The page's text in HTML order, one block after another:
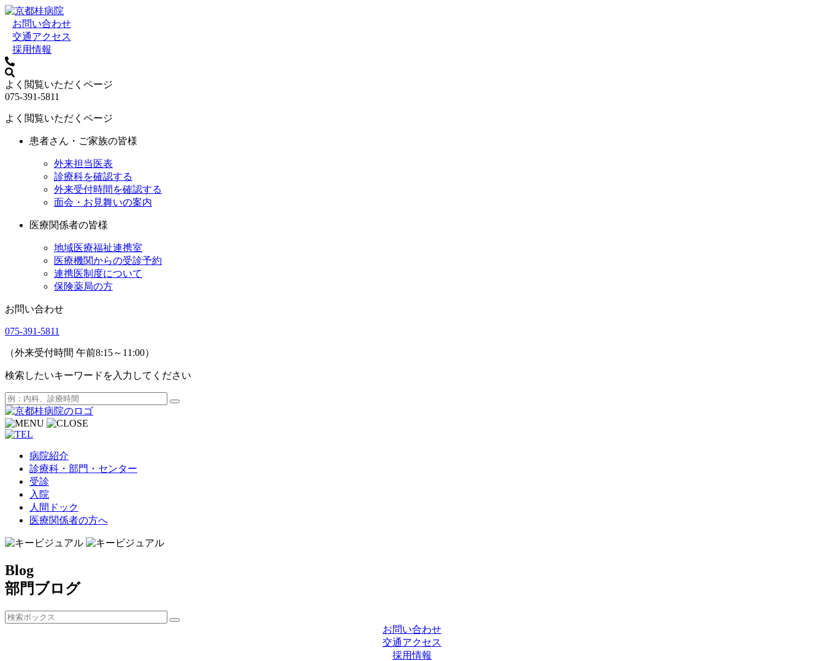
お問い合わせ
交通アクセス
採用情報
よく閲覧いただくページ
075-391-5811
よく閲覧いただくページ
患者さん・ご家族の皆様
外来担当医表
診療科を確認する
外来受付時間を確認する
面会・お見舞いの案内
医療関係者の皆様
地域医療福祉連携室
医療機関からの受診予約
連携医制度について
保険薬局の方
お問い合わせ
075-391-5811
（外来受付時間 午前8:15～11:00）
検索したいキーワードを入力してください
病院紹介
診療科・部門・センター
受診
入院
人間ドック
医療関係者の方へ
Blog
部門ブログ
お問い合わせ
交通アクセス
採用情報